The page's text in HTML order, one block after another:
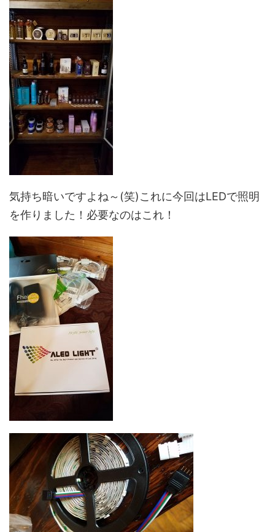
気持ち暗いですよね～(笑)これに今回はLEDで照明
を作りました！必要なのはこれ！